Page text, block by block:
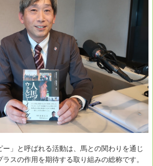
ー」と呼ばれる活動は、馬との関わりを通じ
スの作用を期待する取り組みの総称です。